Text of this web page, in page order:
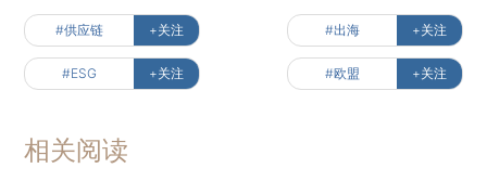
#供应链 +关注 #出海 +关注
#ESG +关注 #欧盟 +关注
相关阅读